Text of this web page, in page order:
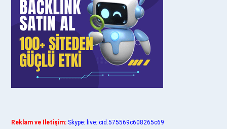
Reklam ve İletişim: Skype: live:.cid.575569c608265c69